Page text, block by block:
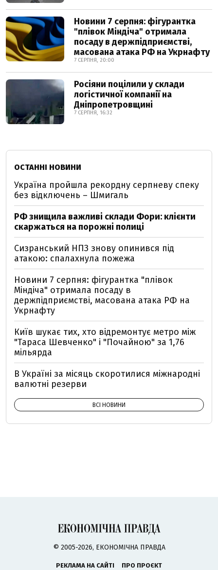
Новини 7 серпня: фігурантка
"плівок Міндіча" отримала
посаду в держпідприємстві,
масована атака РФ на Укрнафту
7 СЕРПНЯ, 20:00
Росіяни поцілили у склади
логістичної компанії на
Дніпропетровщині
7 СЕРПНЯ, 16:32
ОСТАННІ НОВИНИ
Україна пройшла рекордну серпневу спеку
без відключень – Шмигаль
РФ знищила важливі склади Фори: клієнти
скаржаться на порожні полиці
Сизранський НПЗ знову опинився під
атакою: спалахнула пожежа
Новини 7 серпня: фігурантка "плівок
Міндіча" отримала посаду в
держпідприємстві, масована атака РФ на
Укрнафту
Київ шукає тих, хто відремонтує метро між
"Тараса Шевченко" і "Почайною" за 1,76
мільярда
В Україні за місяць скоротилися міжнародні
валютні резерви
ВСІ НОВИНИ
© 2005-2026, ЕКОНОМІЧНА ПРАВДА
РЕКЛАМА НА САЙТІ
ПРО ПРОЄКТ